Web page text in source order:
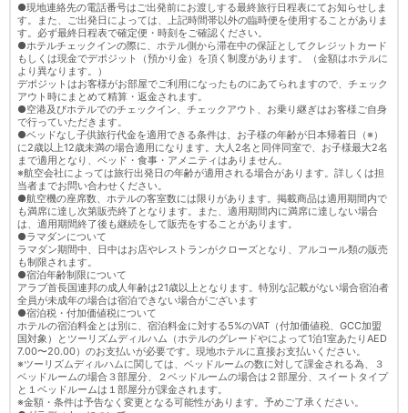
●現地連絡先の電話番号はご出発前にお渡しする最終旅行日程表にてお知らせしま
す。また、ご出発日によっては、上記時間帯以外の臨時便を使用することがありま
す。必ず最終日程表で確定便・時刻をご確認ください。
●ホテルチェックインの際に、ホテル側から滞在中の保証としてクレジットカード
もしくは現金でデポジット（預かり金）を頂く制度があります。（金額はホテルに
より異なります。）
デポジットはお客様がお部屋でご利用になったものにあてられますので、チェック
アウト時にまとめて精算・返金されます。
●空港及びホテルでのチェックイン、チェックアウト、お乗り継ぎはお客様ご自身
で行っていただきます。
●ベッドなし子供旅行代金を適用できる条件は、お子様の年齢が日本帰着日（※）
に2歳以上12歳未満の場合適用になります。大人2名と同伴同室で、お子様最大2名
まで適用となり、ベッド・食事・アメニティはありません。
※航空会社によっては旅行出発日の年齢が適用される場合があります。詳しくは担
当者までお問い合わせください。
●航空機の座席数、ホテルの客室数には限りがあります。掲載商品は適用期間内で
も満席に達し次第販売終了となります。また、適用期間内に満席に達しない場合
は、適用期間終了後も継続をして販売をすることがあります。
●ラマダンについて
ラマダン期間中、日中はお店やレストランがクローズとなり、アルコール類の販売
も制限されます。
●宿泊年齢制限について
アラブ首長国連邦の成人年齢は21歳以上となります。特別な記載がない場合宿泊者
全員が未成年の場合は宿泊できない場合がございます
●宿泊税・付加価値税について
ホテルの宿泊料金とは別に、宿泊料金に対する5%のVAT（付加価値税、GCC加盟
国対象）とツーリズムディルハム（ホテルのグレードやによって1泊1室あたりAED
7.00〜20.00）のお支払いが必要です。現地ホテルに直接お支払いください。
※ツーリズムディルハムに関しては、ベッドルームの数に対して課金される為、３
ベッドルームの場合３部屋分、２ベッドルームの場合は２部屋分、スイートタイプ
と１ベッドルームは１部屋分が課金されます。
※金額・条件は予告なく変更となる可能性があります。予めご了承ください。